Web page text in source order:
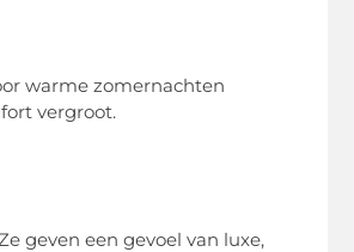
warme zomernachten
vergroot.
geven een gevoel van luxe,